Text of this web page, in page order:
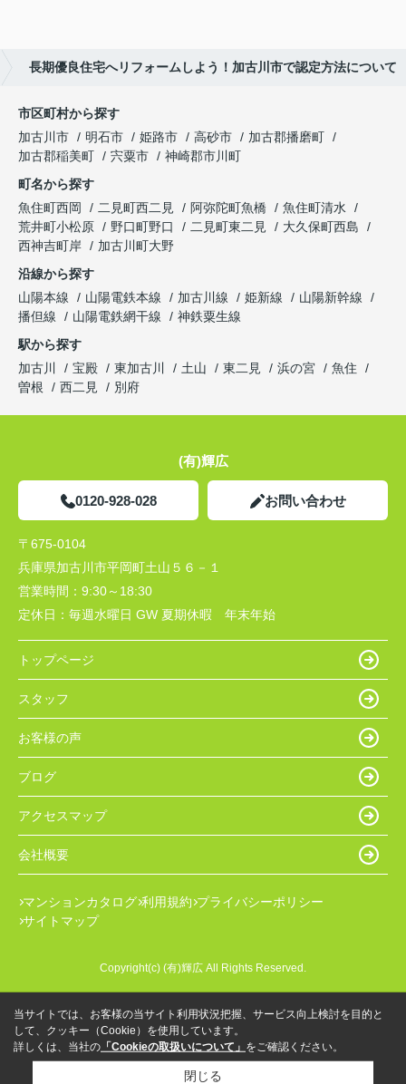
長期優良住宅へリフォームしよう！加古川市で認定方法について
市区町村から探す
加古川市
明石市 姫路市 高砂市
加古郡播磨町
加古郡稲美町
宍粟市
神崎郡市川町
町名から探す
魚住町西岡
二見町西二見 阿弥陀町魚橋
魚住町清水
荒井町小松原
野口町野口 二見町東二見
大久保町西島
西神吉町岸
加古川町大野
沿線から探す
山陽本線
山陽電鉄本線 加古川線 姫新線
山陽新幹線
播但線
山陽電鉄網干線
神鉄粟生線
駅から探す
加古川
宝殿 東加古川 土山 東二見 浜の宮
魚住
曽根
西二見 別府
(有)輝広
0120-928-028 お問い合わせ
〒675-0104
兵庫県加古川市平岡町土山５６－１
営業時間： 9:30～18:30
定休日： 毎週水曜日 GW 夏期休暇 年末年始
トップページ
スタッフ
お客様の声
ブログ
アクセスマップ
会社概要
マンションカタログ 利用規約 プライバシーポリシー
サイトマップ
Copyright(c) (有)輝広 All Rights Reserved.
当サイトでは、お客様の当サイト利用状況把握、サービス向上検討を目的と
して、クッキー（Cookie）を使用しています。
詳しくは、当社の 「Cookieの取扱いについて」 をご確認ください。
閉じる